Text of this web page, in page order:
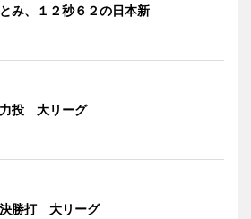
み、１２秒６２の日本新
投 大リーグ
勝打 大リーグ